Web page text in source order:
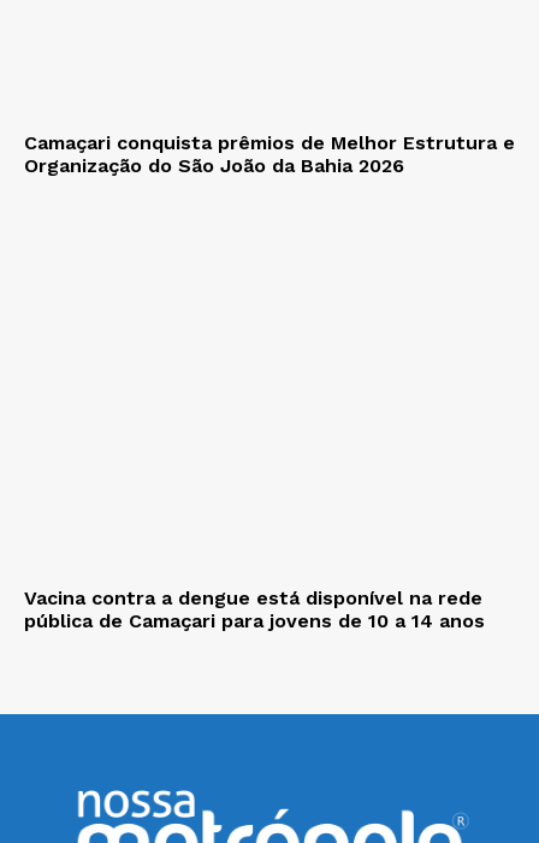
Camaçari conquista prêmios de Melhor Estrutura e
Organização do São João da Bahia 2026
Vacina contra a dengue está disponível na rede
pública de Camaçari para jovens de 10 a 14 anos